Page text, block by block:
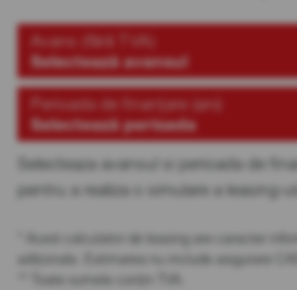
Avans (fără TVA)
Selectează avansul
Perioada de finanțare (ani)
Selectează perioada
Selecteaza avansul si perioada de
pentru a realiza o simulare a leasing-
* Acest calculator de leasing are caracter
adiționale. Estimarea nu include asigurare
** Toate sumele conțin TVA.